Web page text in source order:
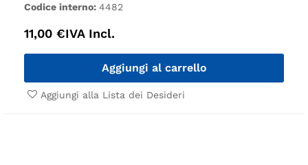
Codice interno: 4482
11,00 €IVA Incl.
Aggiungi al carrello
Aggiungi alla Lista dei Desideri